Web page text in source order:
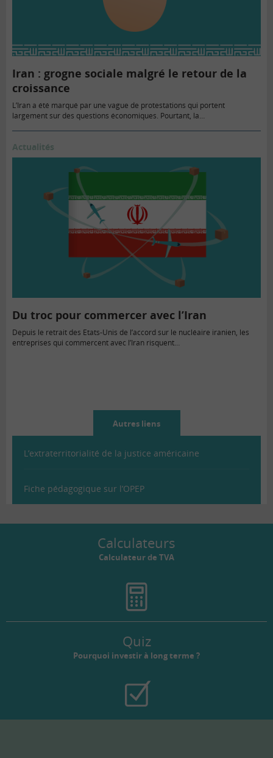
Iran : grogne sociale malgré le retour de la
croissance
L’Iran a été marqué par une vague de protestations qui portent
largement sur des questions économiques. Pourtant, la…
Actualités
Du troc pour commercer avec l’Iran
Depuis le retrait des Etats-Unis de l’accord sur le nucléaire iranien, les
entreprises qui commercent avec l’Iran risquent…
Autres liens
L’extraterritorialité de la justice américaine
Fiche pédagogique sur l’OPEP
Calculateurs
Calculateur de TVA
Quiz
Pourquoi investir à long terme ?